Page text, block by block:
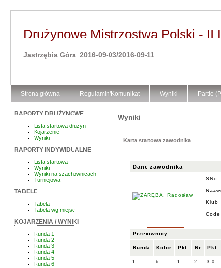
Drużynowe Mistrzostwa Polski - II
Jastrzębia Góra 2016-09-03/2016-09-11
Strona główna Regulamin/Komunikat Wyniki Partie
RAPORTY DRUŻYNOWE
Lista startowa drużyn
Kojarzenie
Wyniki
RAPORTY INDYWIDUALNE
Lista startowa
Wyniki
Wyniki na szachownicach
Turniejowa
TABELE
Tabela
Tabela wg miejsc
KOJARZENIA / WYNIKI
Runda 1
Runda 2
Runda 3
Runda 4
Runda 5
Runda 6
Wyniki
Karta startowa zawodnika
Dane zawodnika
SNo
Klub
Code
Przeciwnicy
Runda Kolor Pkt. Nr Pkt.
1 b 1 2 3.0